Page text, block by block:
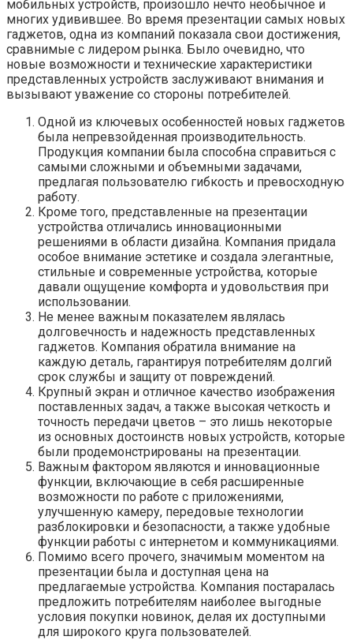
мобильных устройств, произошло нечто необычное и
многих удивившее. Во время презентации самых новых
гаджетов, одна из компаний показала свои достижения,
сравнимые с лидером рынка. Было очевидно, что
новые возможности и технические характеристики
представленных устройств заслуживают внимания и
вызывают уважение со стороны потребителей.
Одной из ключевых особенностей новых гаджетов
была непревзойденная производительность.
Продукция компании была способна справиться с
самыми сложными и объемными задачами,
предлагая пользователю гибкость и превосходную
работу.
Кроме того, представленные на презентации
устройства отличались инновационными
решениями в области дизайна. Компания придала
особое внимание эстетике и создала элегантные,
стильные и современные устройства, которые
давали ощущение комфорта и удовольствия при
использовании.
Не менее важным показателем являлась
долговечность и надежность представленных
гаджетов. Компания обратила внимание на
каждую деталь, гарантируя потребителям долгий
срок службы и защиту от повреждений.
Крупный экран и отличное качество изображения
поставленных задач, а также высокая четкость и
точность передачи цветов – это лишь некоторые
из основных достоинств новых устройств, которые
были продемонстрированы на презентации.
Важным фактором являются и инновационные
функции, включающие в себя расширенные
возможности по работе с приложениями,
улучшенную камеру, передовые технологии
разблокировки и безопасности, а также удобные
функции работы с интернетом и коммуникациями.
Помимо всего прочего, значимым моментом на
презентации была и доступная цена на
предлагаемые устройства. Компания постаралась
предложить потребителям наиболее выгодные
условия покупки новинок, делая их доступными
для широкого круга пользователей.